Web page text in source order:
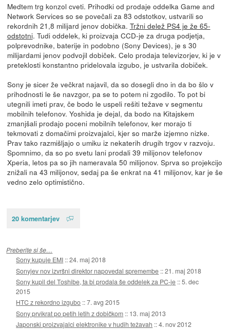
Medtem trg konzol cveti. Prihodki od prodaje oddelka Game and
Network Services so se povečali za 83 odstotkov, ustvarili so
rekordnih 21,8 milijard jenov dobička. Tržni delež PS4 je že 65-
odstotni. Tudi oddelek, ki proizvaja CCD-je za druga podjetja,
polprevodnike, baterije in podobno (Sony Devices), je s 30
milijardami jenov podvojil dobiček. Celo prodaja televizorjev, ki je v
preteklosti konstantno pridelovala izgubo, je ustvarila dobiček.
Sony je sicer že večkrat najavil, da so dosegli dno in da bo šlo v
prihodnosti le še navzgor, pa se to potem ni zgodilo. To pot bi
utegnili imeti prav, če bodo le uspeli rešiti težave v segmentu
mobilnih telefonov. Yoshida je dejal, da bodo na Kitajskem
zmanjšali prodajo poceni mobilnih telefonov, ker morajo ti
tekmovati z domačimi proizvajalci, kjer so marže izjemno nizke.
Prav tako razmišljajo o umiku iz nekaterih drugih trgov v razvoju.
Spomnimo, da so po svetu lani prodali 39 milijonov telefonov
Xperia, letos pa so jih nameravala 50 milijonov. Sprva so projekcijo
znižali na 43 milijonov, sedaj pa še enkrat na 41 milijonov, kar je še
vedno zelo optimistično.
20 komentarjev
Preberite si še…
Sony kupuje EMI ::24. maj 2018
Sonyjev nov izvršni direktor napovedal spremembe ::21. maj 2018
Sony kupil del Toshibe, ta bi prodala še oddelek za PC-je ::5. dec
2015
HTC z rekordno izgubo ::7. avg 2015
Sony prvikrat po petih letih z dobičkom :: 13. maj 2013
Japonski proizvajalci elektronike v hudih težavah ::4. nov 2012